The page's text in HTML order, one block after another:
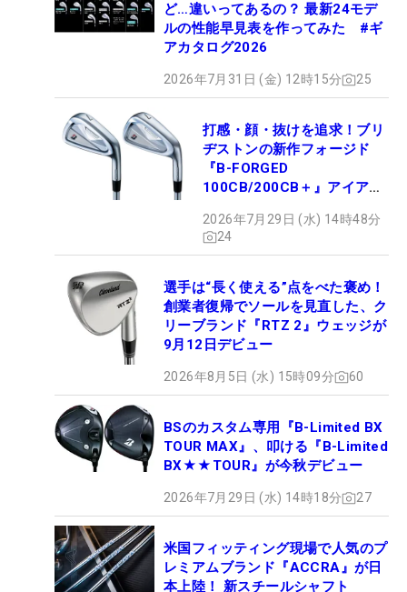
ど…違いってあるの？ 最新24モデ
ルの性能早見表を作ってみた #ギ
アカタログ2026
2026年7月31日 (金) 12時15分 25
打感・顔・抜けを追求！ブリ
ヂストンの新作フォージド
『B-FORGED
100CB/200CB＋』アイアン
2026年7月29日 (水) 14時48分
24
選手は“長く使える”点をべた褒め！
創業者復帰でソールを見直した、ク
リーブランド『RTZ 2』ウェッジが
9月12日デビュー
2026年8月5日 (水) 15時09分 60
BSのカスタム専用『B-Limited BX
TOUR MAX』、叩ける『B-Limited
BX★★TOUR』が今秋デビュー
2026年7月29日 (水) 14時18分 27
米国フィッティング現場で人気のプ
レミアムブランド『ACCRA』が日
本上陸！ 新スチールシャフト